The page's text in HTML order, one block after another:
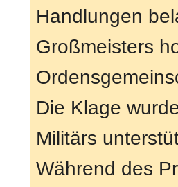
Handlungen
Großmeisters
Die Klage
Militärs
Während des